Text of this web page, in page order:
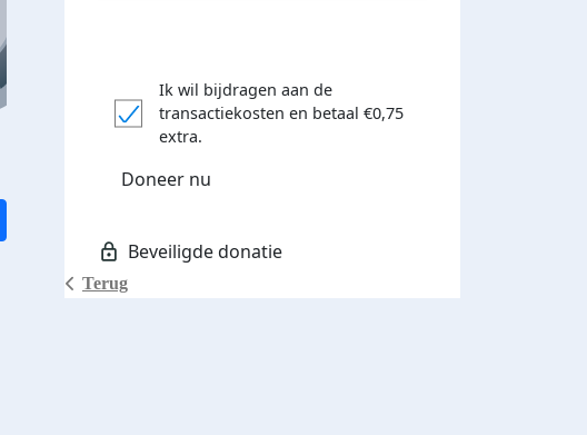
Donateurs bedankt
Terug
Ik wil bijdragen aan de
transactiekosten en betaal €0,75
extra.
Doneer nu